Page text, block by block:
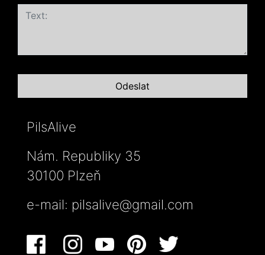
PilsAlive
Nám. Republiky 35
30100 Plzeň
e-mail: pilsalive@gmail.com